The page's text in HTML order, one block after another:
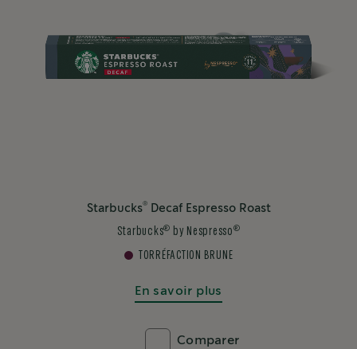
Starbucks®Decaf Espresso Roast
Starbucks® by Nespresso ®
TORRÉFACTION BRUNE
En savoir plus
Comparer